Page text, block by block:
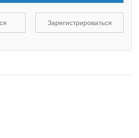
Зарегистрироваться